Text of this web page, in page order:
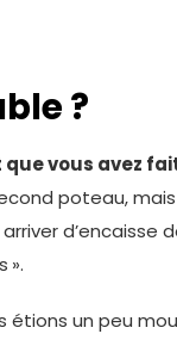
?
vous avez
poteau, mais
d’encaisse
».
étions un peu